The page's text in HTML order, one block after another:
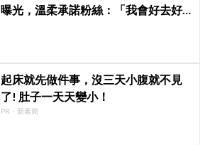
曝光，溫柔承諾粉絲：「我會好去好
起床就先做件事，沒三天小腹就不見
了! 肚子一天天變小！
PR・新素簡